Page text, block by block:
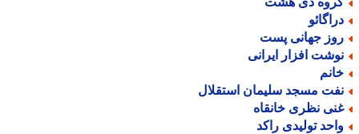
جهانی پست
افزار ایرانی
مسجد سلیمان استقلال
نظری خانقاه
تولیدی راکد